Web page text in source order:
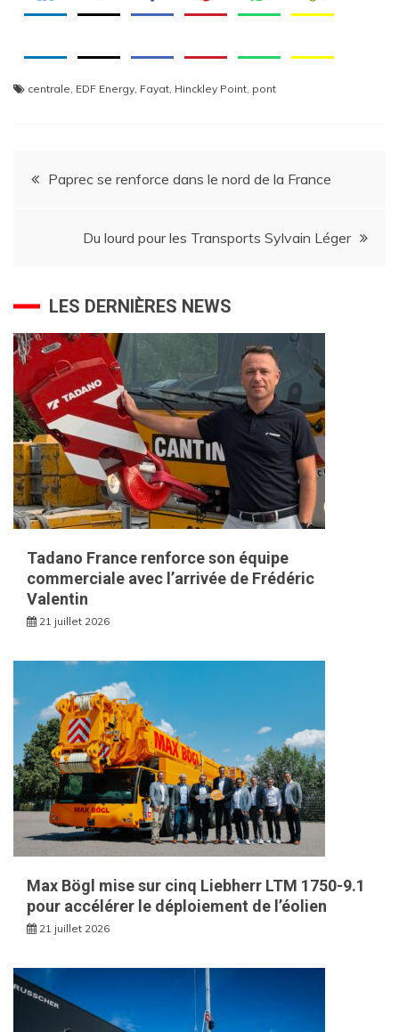
centrale EDF Energy Fayat Hinckley Point pont
Navigation
Paprec se renforce dans le nord de la France
Du lourd pour les Transports Sylvain Léger
LES DERNIÈRES NEWS
Tadano France renforce son équipe
commerciale avec l’arrivée de Frédéric
Valentin
21 juillet 2026
Max Bögl mise sur cinq Liebherr LTM 1750-9.1
pour accélérer le déploiement de l’éolien
21 juillet 2026